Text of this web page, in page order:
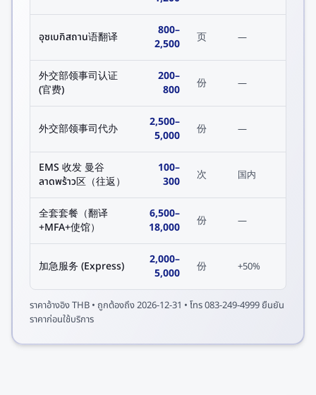
อุซเบกิสถาน语翻译 800–
2,500
页 —
外交部领事司认证
(官费)
200–
800
份 —
外交部领事司代办 2,500–
5,000
份 —
EMS 收发 曼谷
ลาดพร้าว区（往返）
100–
300
次 国内
全套套餐（翻译
+MFA+使馆）
6,500–
18,000
份 —
加急服务 (Express) 2,000–
5,000
份 +50%
ราคาอ้างอิงTHB • ถูกต้องถึง2026-12-31 • โทร 083-249-4999 ยืนยัน
ราคาก่อนใช้บริการ